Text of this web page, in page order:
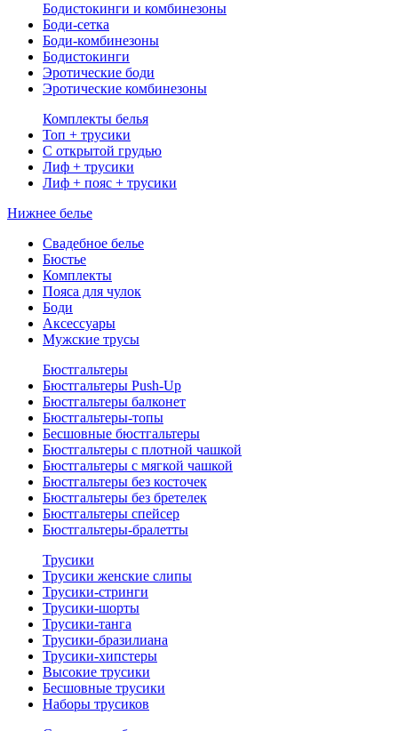
Бодистокинги и комбинезоны
Боди-сетка
Боди-комбинезоны
Бодистокинги
Эротические боди
Эротические комбинезоны
Комплекты белья
Топ + трусики
С открытой грудью
Лиф + трусики
Лиф + пояс + трусики
Нижнее белье
Свадебное белье
Бюстье
Комплекты
Пояса для чулок
Боди
Аксессуары
Мужские трусы
Бюстгальтеры
Бюстгальтеры Push-Up
Бюстгальтеры балконет
Бюстгальтеры-топы
Бесшовные бюстгальтеры
Бюстгальтеры с плотной чашкой
Бюстгальтеры с мягкой чашкой
Бюстгальтеры без косточек
Бюстгальтеры без бретелек
Бюстгальтеры спейсер
Бюстгальтеры-бралетты
Трусики
Трусики женские слипы
Трусики-стринги
Трусики-шорты
Трусики-танга
Трусики-бразилиана
Трусики-хипстеры
Высокие трусики
Бесшовные трусики
Наборы трусиков